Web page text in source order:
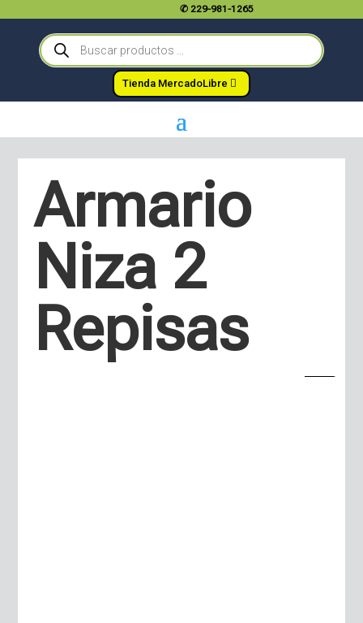
✆ 229-981-1265
Búsqueda
de
productos
Tienda MercadoLibre
Armario
Niza 2
Repisas